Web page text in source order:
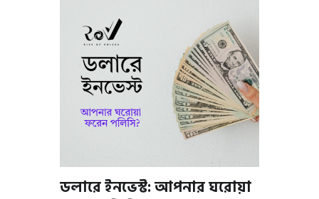
ডলারে ইনভেস্ট: আপনার ঘরোয়া